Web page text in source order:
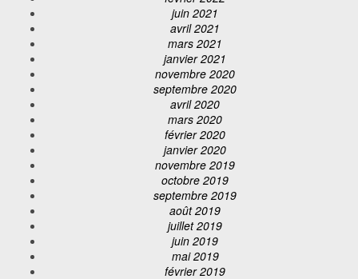
juin 2021
avril 2021
mars 2021
janvier 2021
novembre 2020
septembre 2020
avril 2020
mars 2020
février 2020
janvier 2020
novembre 2019
octobre 2019
septembre 2019
août 2019
juillet 2019
juin 2019
mai 2019
février 2019